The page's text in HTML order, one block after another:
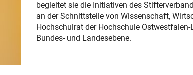
begleitet sie die Initiativen des
an der Schnittstelle von Wissenschaft,
Hochschulrat der Hochschule
Bundes- und Landesebene.